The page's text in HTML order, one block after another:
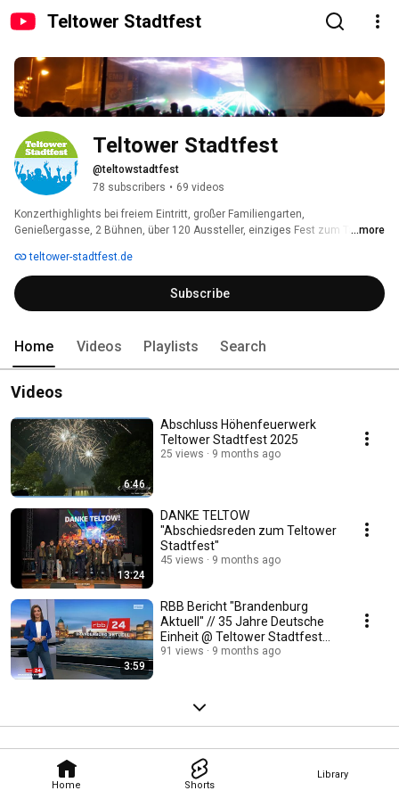
Teltower Stadtfest
Home Shorts
Library
Teltower Stadtfest
@teltowstadtfest
78 subscribers • 69 videos
Konzerthighlights bei freiem Eintritt, großer Familiengarten,
Genießergasse, 2 Bühnen, über 120 Aussteller, einziges Fest zum Tag der
...more
teltower-stadtfest.de
Subscribe
Home Videos Playlists Search
Videos
6:46
Abschluss Höhenfeuerwerk
Teltower Stadtfest 2025
25 views 9 months ago
13:24
DANKE TELTOW
"Abschiedsreden zum Teltower
Stadtfest"
45 views 9 months ago
3:59
RBB Bericht "Brandenburg
Aktuell" // 35 Jahre Deutsche
Einheit @ Teltower Stadtfest
2025
91 views 9 months ago